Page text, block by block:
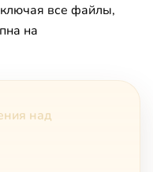
все файлы,
на
над